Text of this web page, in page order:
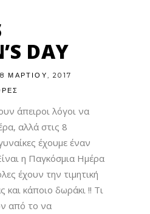
DAY
8 ΜΑΡΤΊΟΥ, 2017
άπειροι λόγοι να
αλλά στις 8
έχουμε έναν
η Παγκόσμια Ημέρα
έχουν την τιμητική
και κάποιο δωράκι !! Τι
από το να